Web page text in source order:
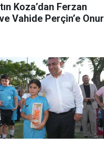
Koza’dan Ferzan
Vahide Perçin’e Onur